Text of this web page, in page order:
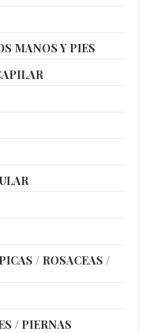
MANOS Y PIES
/ ROSACEAS /
/ PIERNAS